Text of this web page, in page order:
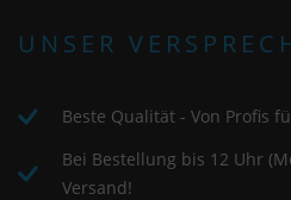
UNSER
Beste Qualität - Von Profis
Bei Bestellung bis 12 Uhr
Versand!